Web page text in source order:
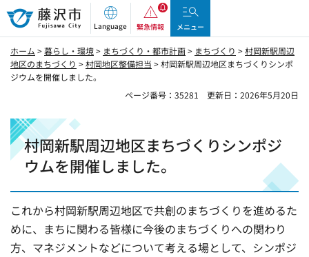
藤沢市
Language 緊急情報 メニュー
ホーム >暮らし・環境> まちづくり・都市計画> まちづくり >村岡新駅周辺
地区のまちづくり >村岡地区整備担当 > 村岡新駅周辺地区まちづくりシンポ
ジウムを開催しました。
ページ番号：35281
更新日：2026年5月20日
村岡新駅周辺地区まちづくりシンポジ
ウムを開催しました。
これから村岡新駅周辺地区で共創のまちづくりを進めるた
めに、まちに関わる皆様に今後のまちづくりへの関わり
方、マネジメントなどについて考える場として、シンポジ